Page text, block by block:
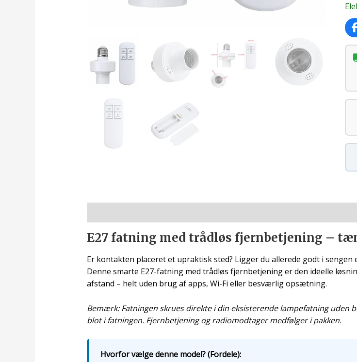
E27 fatning med trådløs fjernbetjening –
Er kontakten placeret et upraktisk sted? Ligger du allerede godt i
Denne smarte E27-fatning med trådløs fjernbetjening er den ideelle
afstand – helt uden brug af apps, Wi-Fi eller besværlig opsætning.
Bemærk: Fatningen skrues direkte i din eksisterende lampefatning
blot i fatningen. Fjernbetjening og radiomodtager medfølger i pakken.
Hvorfor vælge denne model? (Fordele):